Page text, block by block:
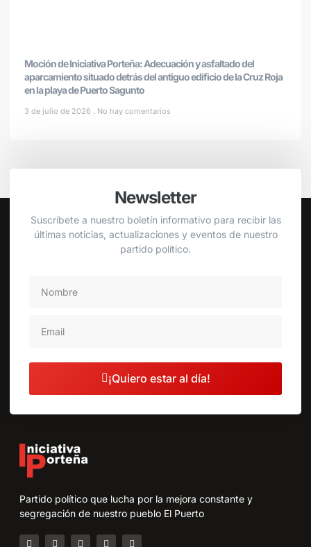
Moción de Iniciativa Porteña: Adecuación y asfaltado del
aparcamiento situado detrás del antiguo edificio de la Cruz Roja
en la playa de Puerto Sagunto
3 de julio de 2026 No hay comentarios
Newsletter
Suscríbete a nuestro boletín informativo para recibir las
últimas noticias, actualizaciones y eventos de nuestro
partido político.
¡Quiero estar al día!
Partido político que lucha por la mejora constante y
segregación de nuestro pueblo El Puerto